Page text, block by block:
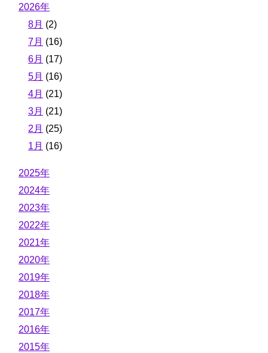
2026年
8月 (2)
7月 (16)
6月 (17)
5月 (16)
4月 (21)
3月 (21)
2月 (25)
1月 (16)
2025年
2024年
2023年
2022年
2021年
2020年
2019年
2018年
2017年
2016年
2015年